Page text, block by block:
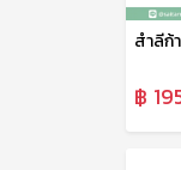
฿